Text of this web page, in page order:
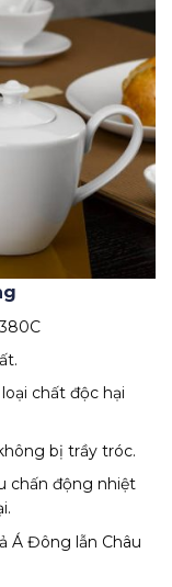
chất độc hại
bị trầy tróc.
chấn động nhiệt
Á Đông lẫn Châu